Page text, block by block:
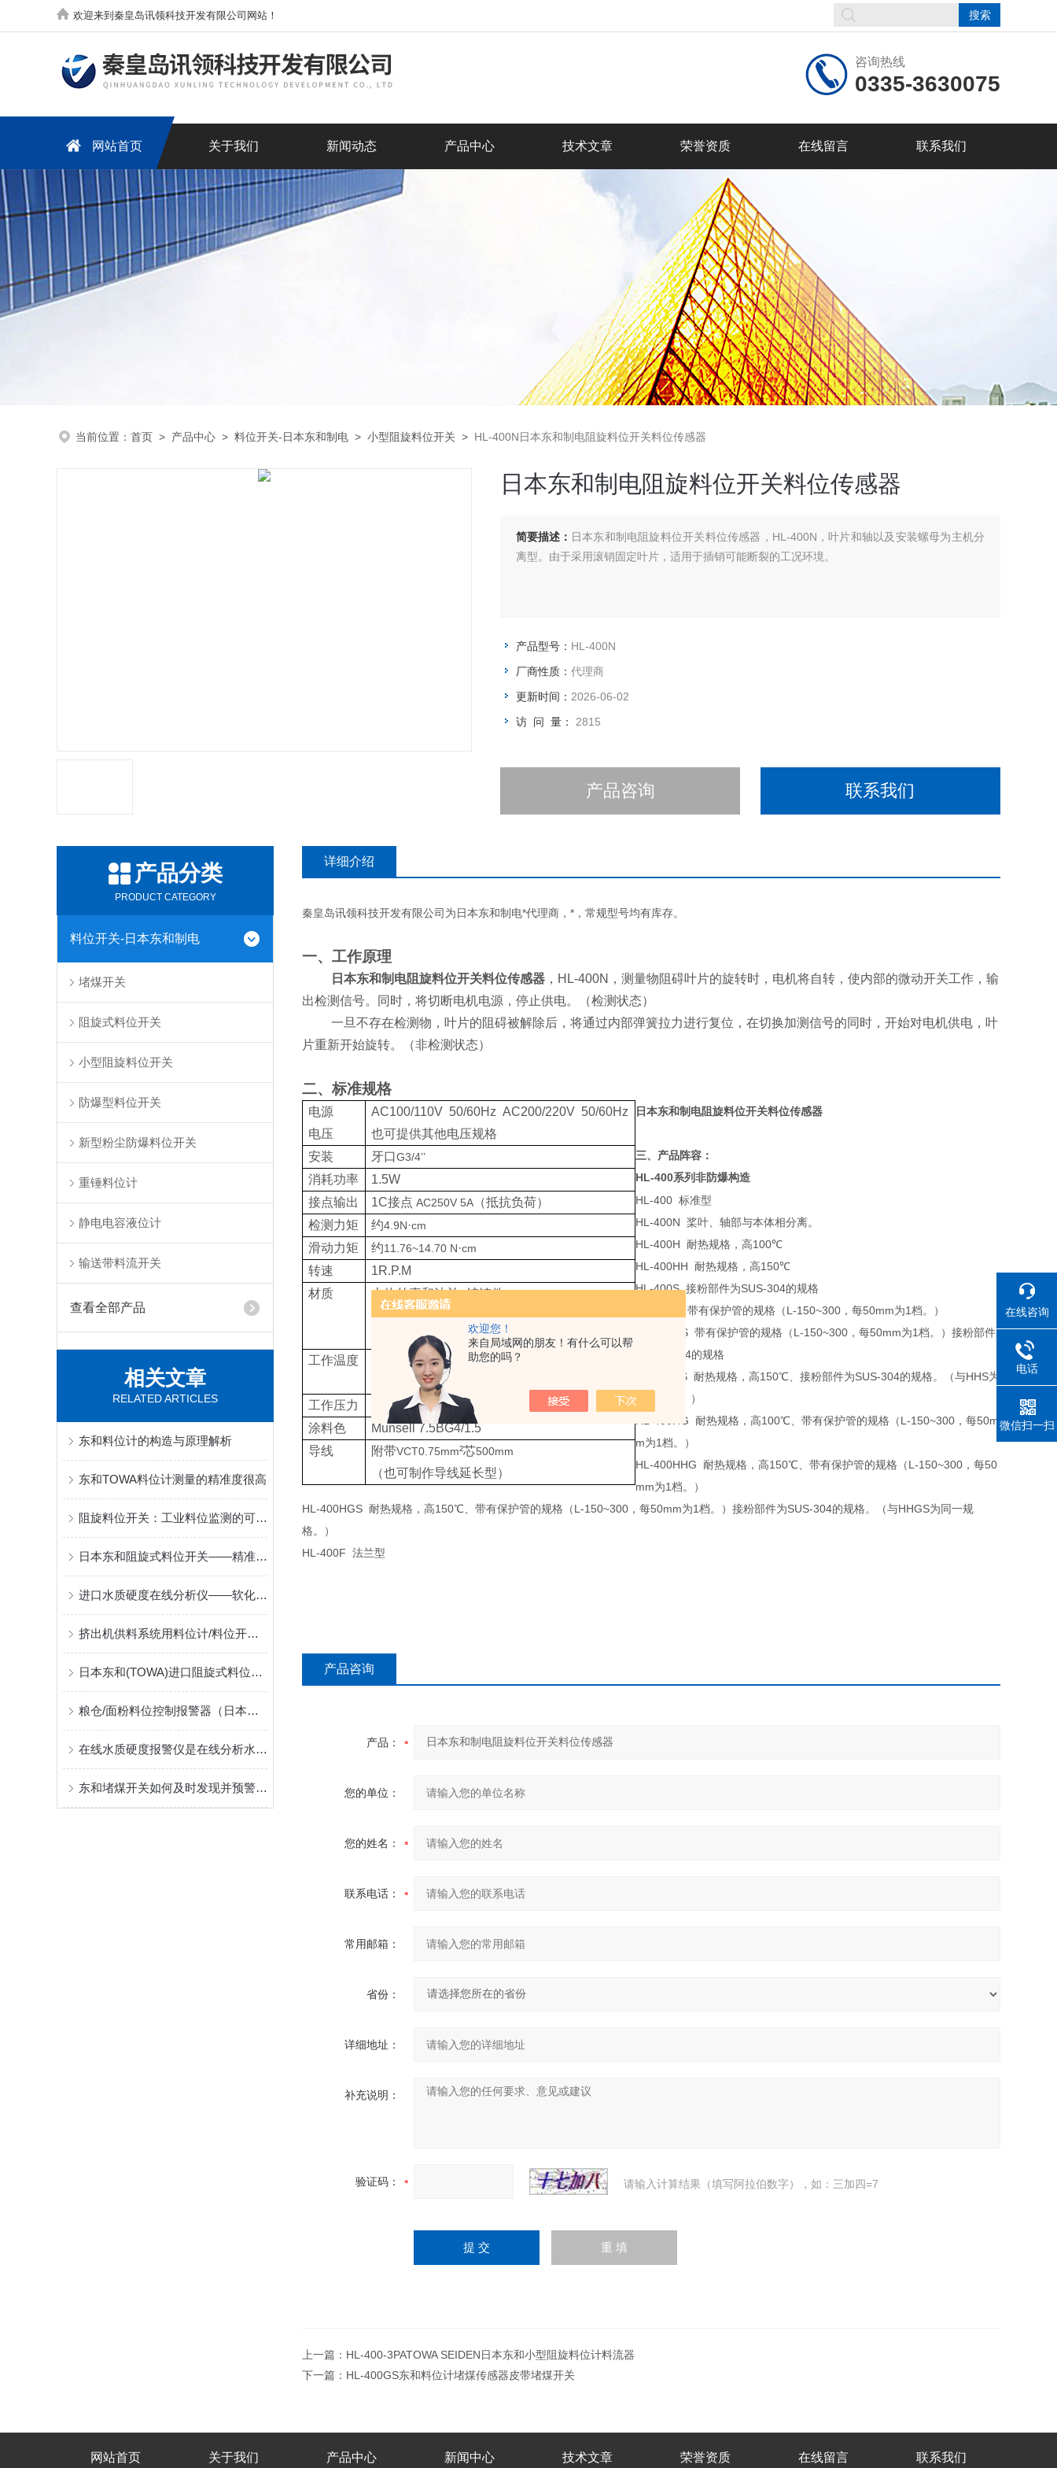
欢迎您！
来自局域网的朋友！有什么可以帮
助您的吗？
欢迎来到秦皇岛讯领科技开发有限公司网站！
咨询热线
0335-3630075
网站首页 关于我们 新闻动态 产品中心 技术文章 荣誉资质 在线留言 联系我们
当前位置： 首页 > 产品中心 > 料位开关-日本东和制电 > 小型阻旋料位开关 > HL-400N日本东和制电阻旋料位开关料位传感器
日本东和制电阻旋料位开关料位传感器
简要描述： 日本东和制电阻旋料位开关料位传感器，HL-400N，叶片和轴以及安装螺母为主机分
离型。由于采用滚销固定叶片，适用于插销可能断裂的工况环境。
产品型号： HL-400N
厂商性质： 代理商
更新时间： 2026-06-02
访 问 量： 2815
产品咨询 联系我们
产品分类
PRODUCT CATEGORY
料位开关-日本东和制电
堵煤开关
阻旋式料位开关
小型阻旋料位开关
防爆型料位开关
新型粉尘防爆料位开关
重锤料位计
静电电容液位计
输送带料流开关
查看全部产品
相关文章
RELATED ARTICLES
东和料位计的构造与原理解析
东和TOWA料位计测量的精准度很高
阻旋料位开关：工业料位监测的可靠守护者
日本东和阻旋式料位开关——精准扭矩设计保障可靠运行
进口水质硬度在线分析仪——软化水出口硬度监测选型参考
挤出机供料系统用料位计/料位开关 PRL-100型
日本东和(TOWA)进口阻旋式料位开关出厂后可提供的货物证明文件
粮仓/面粉料位控制报警器（日本东和TOWA料位开关）
在线水质硬度报警仪是在线分析水质硬度的便携式仪器
东和堵煤开关如何及时发现并预警堵塞情况？
详细介绍
秦皇岛讯领科技开发有限公司为日本东和制电*代理商，*，常规型号均有库存。
一、工作原理
日本东和制电阻旋料位开关料位传感器 ，HL-400N，测量物阻碍叶片的旋转时，电机将自转，使内部的微动开关工作，输
出检测信号。同时，将切断电机电源，停止供电。（检测状态）
一旦不存在检测物，叶片的阻碍被解除后，将通过内部弹簧拉力进行复位，在切换加测信号的同时，开始对电机供电，叶
片重新开始旋转。（非检测状态）
二、标准规格
电源
电压
AC100/110V 50/60Hz AC200/220V 50/60Hz
也可提供其他电压规格
安装
牙口G3/4’’
消耗功率
1.5W
接点输出
1C接点AC250V 5A （抵抗负荷）
检测力矩
约4.9N·cm
滑动力矩 约11.76~14.70 N·cm
转速
1R.P.M
材质
本体外壳和法兰-锌铸件
轴和叶片-SUS304
丁腈橡胶和硅橡胶（耐热型）
工作温度
罐内上至60℃
罐外上至55℃
工作压力
罐内0~30kPa
涂料色
Munsell 7.5BG4/1.5
导线
附带VCT0.75mm²芯500mm
（也可制作导线延长型）
日本东和制电阻旋料位开关料位传感器
三、产品阵容：
HL-400系列非防爆构造
HL-400 标准型
HL-400N 桨叶、轴部与本体相分离。
HL-400H 耐热规格，高100℃
HL-400HH 耐热规格，高150℃
HL-400S接粉部件为SUS-304的规格
带有保护管的规格（L-150~300 ，每50mm为1档。）
HL-400GS 带有保护管的规格（L-150~300 ，每50mm为1档。）接粉部件
SUS-304的规格
HL-400HS 耐热规格，高150℃ 、接粉部件为SUS-304的规格。（与HHS为
同一规格。）
HL-400HG 耐热规格，高100℃ 、带有保护管的规格（L-150~300 ，每50m
m为1档。）
HL-400HHG 耐热规格，高150℃ 、带有保护管的规格（L-150~300 ，每50
mm为1档。）
HL-400HGS 耐热规格，高150℃ 、带有保护管的规格（L-150~300 ，每50mm为1档。）接粉部件为SUS-304的规格。（与HHGS为同一规
格。）
HL-400F 法兰型
产品咨询
产品：
您的单位：
您的姓名：
联系电话：
常用邮箱：
省份：
详细地址：
补充说明：
验证码： 请输入计算结果（填写阿拉伯数字），如：三加四=7
上一篇： HL-400-3PATOWA SEIDEN日本东和小型阻旋料位计料流器
下一篇： HL-400GS东和料位计堵煤传感器皮带堵煤开关
网站首页 关于我们 产品中心 新闻中心 技术文章 荣誉资质 在线留言 联系我们
在线咨询
电话
微信扫一扫